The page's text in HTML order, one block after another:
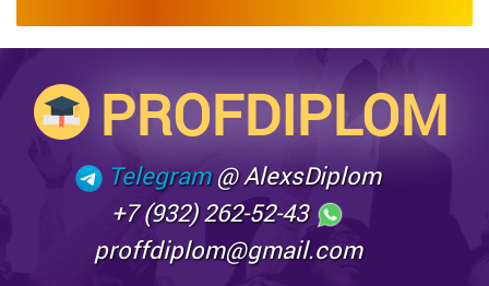
PROFDIPLOM
Telegram @ AlexsDiplom
+7 (932) 262-52-43
proffdiplom@gmail.com